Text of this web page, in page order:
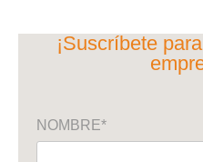
¡Suscríbete
NOMBRE*